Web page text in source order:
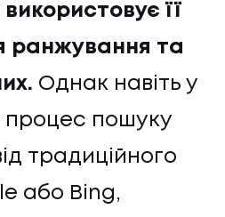
її
ранжування та
Однак навіть у
процес пошуку
традиційного
або Bing,